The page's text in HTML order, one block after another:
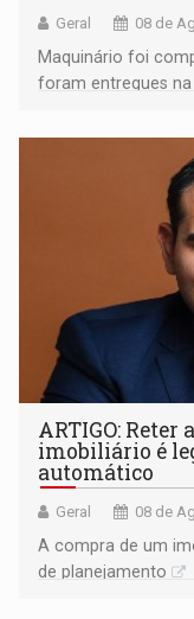
Geral 08 de
Maquinário foi
foram entregues
ARTIGO: Reter
imobiliário é
automático
Geral 08 de
A compra de um
de planejamento